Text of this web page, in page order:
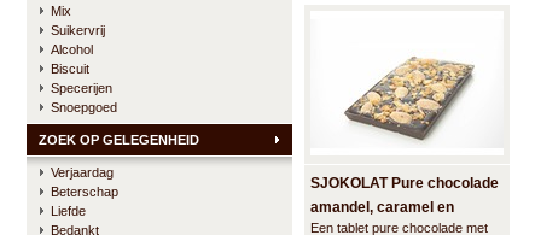
Mix
Suikervrij
Alcohol
Biscuit
Specerijen
Snoepgoed
ZOEK OP GELEGENHEID
Verjaardag
Beterschap
Liefde
Bedankt
SJOKOLAT Pure chocolade
amandel, caramel en
zeezout
Een tablet pure chocolade met